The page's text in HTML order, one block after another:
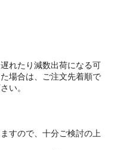
れたり減数出荷になる可
場合は、ご注文先着順で
い。
すので、十分ご検討の上